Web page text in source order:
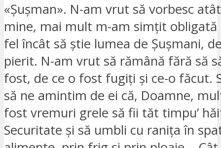
«Șușman». N-am vrut să vorbesc
mine, mai mult m-am simțit obligată
fel încât să știe lumea de Șușmani,
pierit. N-am vrut să rămână fără să
fost, de ce o fost fugiți și ce-o făcut.
să ne amintim de ei că, Doamne,
fost vremuri grele să fii tăt timpu’
Securitate și să umbli cu ranița în